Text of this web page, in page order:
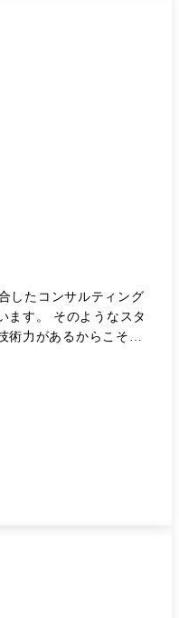
したコンサルティング
なスタ
術力があるからこそ実
や技術力が必要であ
業構想及び販売戦略立
・その他:AI子会社